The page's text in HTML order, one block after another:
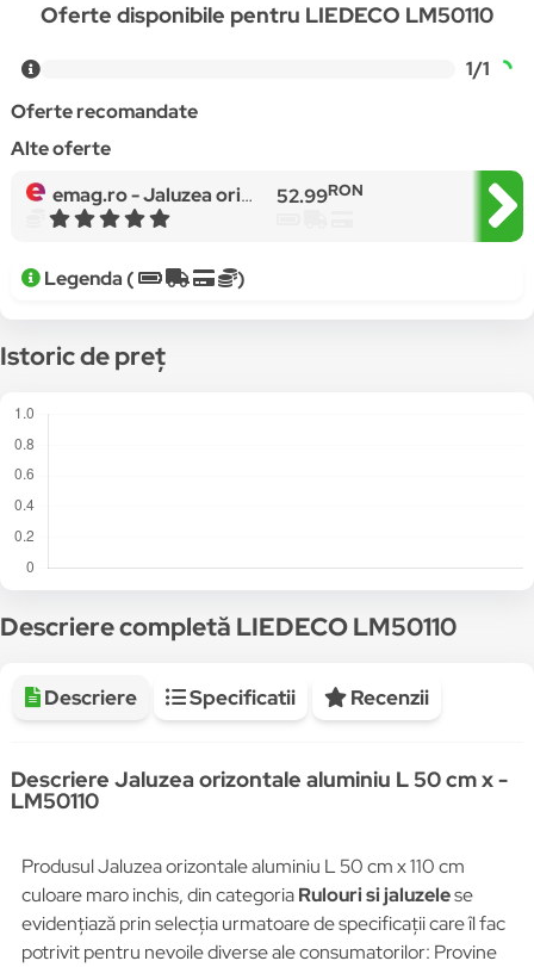
Oferte disponibile pentru LIEDECO LM50110
1/1
Oferte recomandate
Alte oferte
emag.ro -Jaluzea orizontale aluminiu L 50 cm x 110 cm culoare maro inchis 52.99RON
Legenda ( )
Istoric de preț
Descriere completă LIEDECO LM50110
Descriere Specificatii Recenzii
Descriere Jaluzea orizontale aluminiu L 50 cm x -
LM50110
Produsul Jaluzea orizontale aluminiu L 50 cm x 110 cm
culoare maro inchis, din categoriaRulouri si jaluzelese
evidențiază prin selecția urmatoare de specificații care îl fac
potrivit pentru nevoile diverse ale consumatorilor: Provine